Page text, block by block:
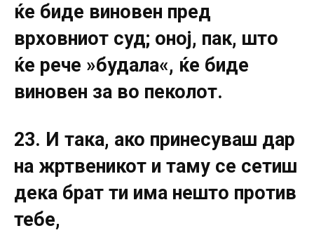
ќе биде виновен пред
врховниот суд; оној, пак, што
ќе рече »будала«, ќе биде
виновен за во пеколот.
23. И така, ако принесуваш дар
на жртвеникот и таму се сетиш
дека брат ти има нешто против
тебе,